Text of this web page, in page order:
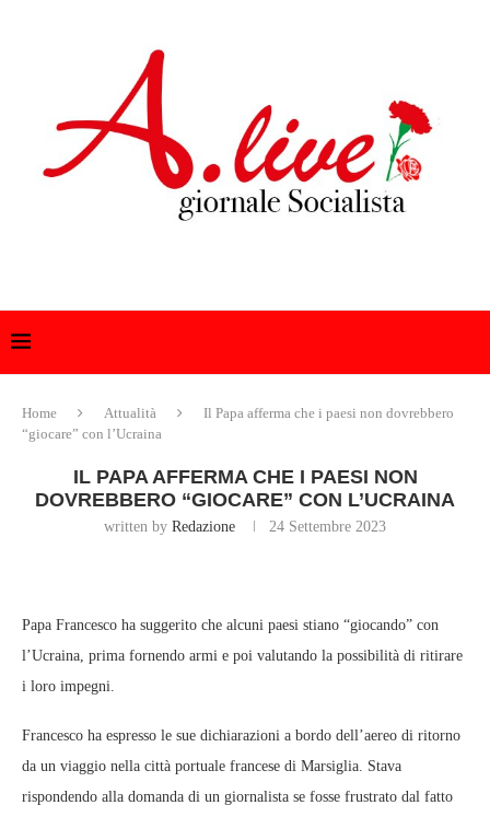
Home Attualità
Il Papa afferma che i paesi non dovrebbero
“giocare” con l’Ucraina
IL PAPA AFFERMA CHE I PAESI NON
DOVREBBERO “GIOCARE” CON L’UCRAINA
written by Redazione 24 Settembre 2023
Papa Francesco ha suggerito che alcuni paesi stiano “giocando” con
l’Ucraina, prima fornendo armi e poi valutando la possibilità di ritirare
i loro impegni.
Francesco ha espresso le sue dichiarazioni a bordo dell’aereo di ritorno
da un viaggio nella città portuale francese di Marsiglia. Stava
rispondendo alla domanda di un giornalista se fosse frustrato dal fatto